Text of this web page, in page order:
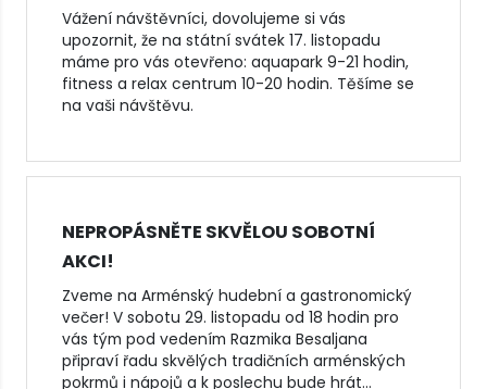
Vážení návštěvníci, dovolujeme si vás
upozornit, že na státní svátek 17. listopadu
máme pro vás otevřeno: aquapark 9-21 hodin,
fitness a relax centrum 10-20 hodin. Těšíme se
na vaši návštěvu.
NEPROPÁSNĚTE SKVĚLOU SOBOTNÍ
AKCI!
Zveme na Arménský hudební a gastronomický
večer! V sobotu 29. listopadu od 18 hodin pro
vás tým pod vedením Razmika Besaljana
připraví řadu skvělých tradičních arménských
pokrmů i nápojů a k poslechu bude hrát